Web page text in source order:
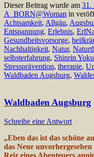
Dieser Beitrag wurde am 31.
A_BORN@Woman in
Achtsamkeit, Allgäu,
Entspannung, Erlebnis,
Gesundheitsvorsorge,
Nachhaltigkeit, Natur,
selbsterfahrung, Shinrin Yoku
Stressprävention, therapie,
Waldbaden Augsburg,
Waldbaden Augsburg
Schreibe eine Antwort
„Eben das ist das schöne
das Neue